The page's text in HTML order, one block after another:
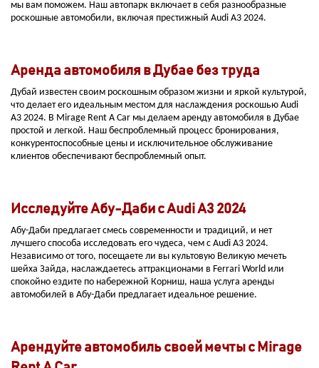
мы вам поможем. Наш автопарк включает в себя разнообразные
роскошные автомобили, включая престижный Audi A3 2024.
Аренда автомобиля в Дубае без труда
Дубай известен своим роскошным образом жизни и яркой культурой,
что делает его идеальным местом для наслаждения роскошью Audi
A3 2024. В Mirage Rent A Car мы делаем аренду автомобиля в Дубае
простой и легкой. Наш беспроблемный процесс бронирования,
конкурентоспособные цены и исключительное обслуживание
клиентов обеспечивают беспроблемный опыт.
Исследуйте Абу-Даби с Audi A3 2024
Абу-Даби предлагает смесь современности и традиций, и нет
лучшего способа исследовать его чудеса, чем с Audi A3 2024.
Независимо от того, посещаете ли вы культовую Великую мечеть
шейха Зайда, наслаждаетесь аттракционами в Ferrari World или
спокойно ездите по набережной Корниш, наша услуга аренды
автомобилей в Абу-Даби предлагает идеальное решение.
Арендуйте автомобиль своей мечты с Mirage